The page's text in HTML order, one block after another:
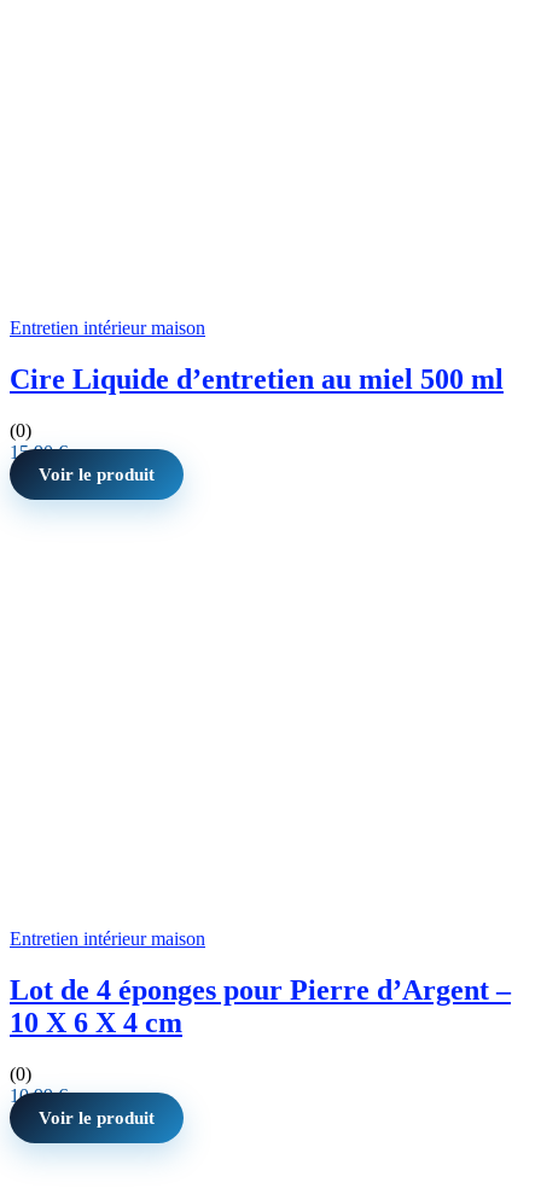
Entretien intérieur maison
Cire Liquide d’entretien au miel 500 ml
(0)
15,90€
Voir le produit
Entretien intérieur maison
Lot de 4 éponges pour Pierre d’Argent –
10 X 6 X 4 cm
(0)
10,99€
Voir le produit